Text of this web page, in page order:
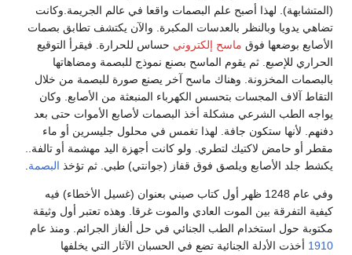
(المتشابهة). لهذا أصبح علم البصمات واقعا في عالم الجريمة.وكانت
تضاهي يدويا وبالنظر بالعدسات المكبرة. والآن يكتشف تطابق بصمات
الأصابع بوضعها فوق ماسح إلكتروني حساس للحرارة. فيقرأ التوقيع
الحراري للإصبع. ثم يقوم الماسح بصنع نموذج للبصمة ومضاهاتها
بالبصمات المخزونة. وهناك ماسح آخر يصنع صورة للبصمة من خلال
التقاط آلاف المجسات بتحسس الكهرباء المنبعثة من الأصابع. وكان
يواجه الطب الشرعي مشكلة أخذ البصمات لأصابع الأموات حتى بعد
دفنهم. لأنها ستكون جافة. لهذا تغمس في محلول جليسرين أو ماء
مقطر أو حامض لاكتيك لتطري. ولو كانت أجهزة اليد مهشمة أو تالفة..
يكشط جلد الأصابع ويلصق فوق قفاز (جوانتي) طبي. ثم تؤخذ البصمة
وفي عام 1248 ظهر أول كتاب صيني بعنوان (غسيل الأخطاء) فيه
كيفية التفرقة بين الموت العادي والموت غرقا. وهذه تعتبر أول وثيقة
مكتوبة حول استخدام الطب الجنائي في حل ألغاز الجرائم. ومنذ عام
1910 أخذت الأدلة الجنائية تضع في الحسبان الآثار التي يخلفها